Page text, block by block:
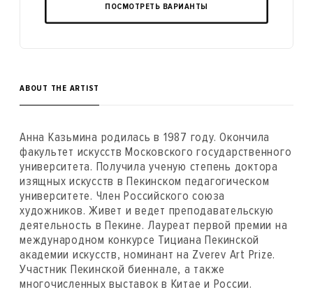
ПОСМОТРЕТЬ ВАРИАНТЫ
ABOUT THE ARTIST
Анна Казьмина родилась в 1987 году. Окончила
факультет искусств Московского государственного
университета. Получила ученую степень доктора
изящных искусств в Пекинском педагогическом
университете. Член Российского союза
художников. Живет и ведет преподавательскую
деятельность в Пекине. Лауреат первой премии на
международном конкурсе Тициана Пекинской
академии искусств, номинант на Zverev Art Prize.
Участник Пекинской биеннале, а также
многочисленных выставок в Китае и России.